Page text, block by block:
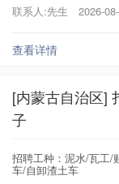
联系人:先生
2026-
查看详情
[内蒙古自治区]
子
招聘工种：泥水/瓦工/
车/自卸渣土车